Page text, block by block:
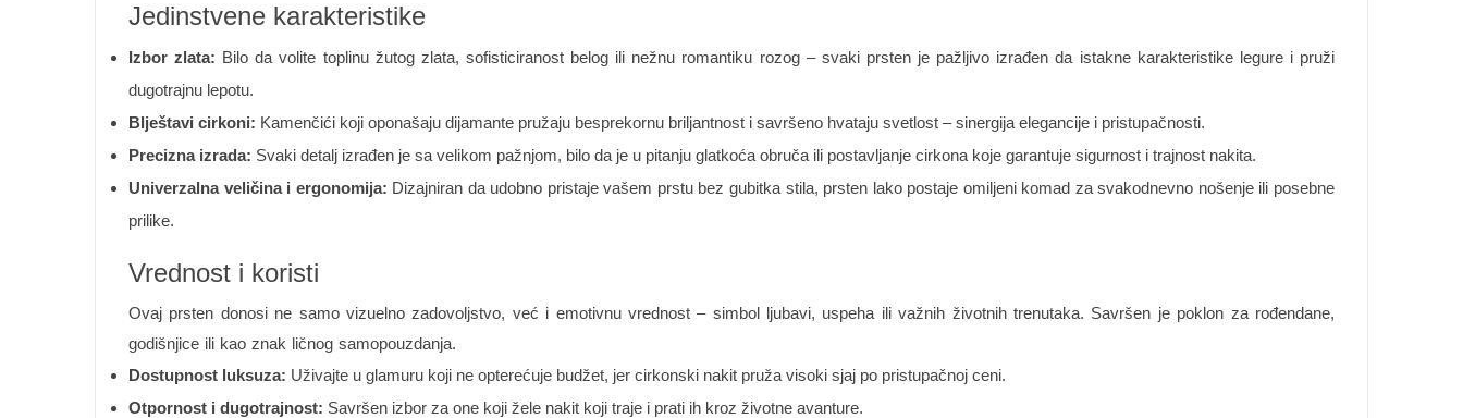
Jedinstvene karakteristike
Izbor zlata: Bilo da volite toplinu žutog zlata, sofisticiranost belog ili nežnu romantiku rozog – svaki prsten je pažljivo izrađen da istakne karakteristike legure i pruži
dugotrajnu lepotu.
Blještavi cirkoni: Kamenčići koji oponašaju dijamante pružaju besprekornu briljantnost i savršeno hvataju svetlost – sinergija elegancije i pristupačnosti.
Precizna izrada: Svaki detalj izrađen je sa velikom pažnjom, bilo da je u pitanju glatkoća obruča ili postavljanje cirkona koje garantuje sigurnost i trajnost nakita.
Univerzalna veličina i ergonomija: Dizajniran da udobno pristaje vašem prstu bez gubitka stila, prsten lako postaje omiljeni komad za svakodnevno nošenje ili posebne
prilike.
Vrednost i koristi
Ovaj prsten donosi ne samo vizuelno zadovoljstvo, već i emotivnu vrednost – simbol ljubavi, uspeha ili važnih životnih trenutaka. Savršen je poklon za rođendane,
godišnjice ili kao znak ličnog samopouzdanja.
Dostupnost luksuza: Uživajte u glamuru koji ne opterećuje budžet, jer cirkonski nakit pruža visoki sjaj po pristupačnoj ceni.
Otpornost i dugotrajnost: Savršen izbor za one koji žele nakit koji traje i prati ih kroz životne avanture.